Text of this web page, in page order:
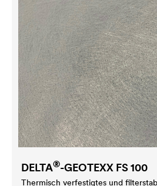
DELTA®-GEOTEXX FS 100
Thermisch verfestigtes und